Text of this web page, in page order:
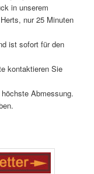
in unserem
nur 25 Minuten
ist sofort für den
kontaktieren Sie
Abmessung.